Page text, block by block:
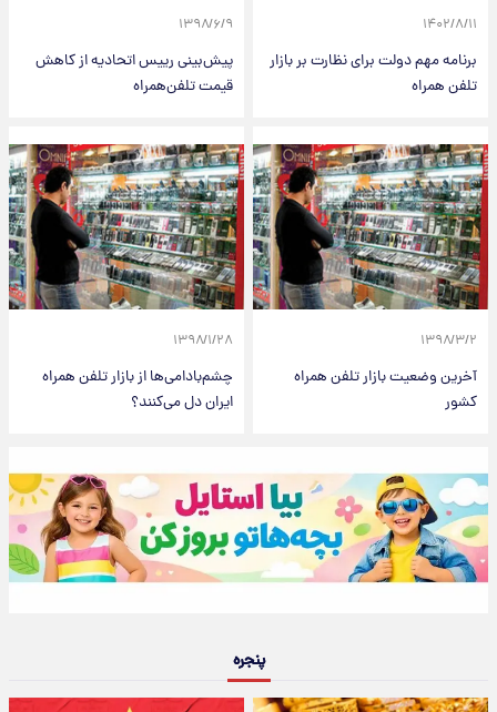
۱۴۰۲/۸/۱۱
برنامه مهم دولت برای نظارت بر بازار
تلفن همراه
۱۳۹۸/۶/۹
پیش‌بینی رییس اتحادیه از کاهش
قیمت تلفن‌همراه
۱۳۹۸/۳/۲
آخرین وضعیت بازار تلفن همراه
کشور
۱۳۹۸/۱/۲۸
چشم‌بادامی‌ها از بازار تلفن همراه
ایران دل می‌کنند؟
پنجره